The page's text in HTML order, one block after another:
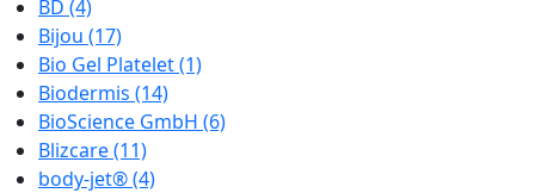
BD (4)
Bijou (17)
Bio Gel Platelet(1)
Biodermis (14)
BioScience GmbH (6)
Blizcare(11)
body-jet®(4)